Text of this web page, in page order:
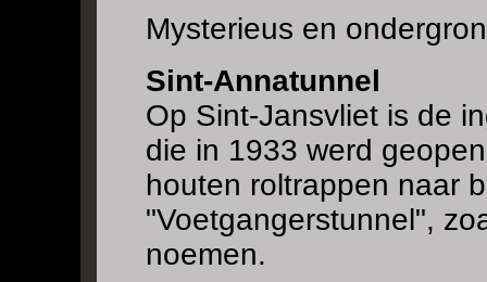
Mysterieus en
Sint-Annatunnel
Op Sint-Jansvliet is de
die in 1933 werd
houten roltrappen naar
"Voetgangerstunnel",
noemen.